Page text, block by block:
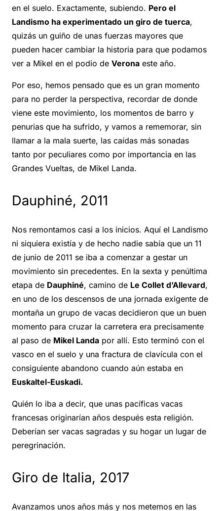
en el suelo. Exactamente, subiendo. Pero el
Landismo ha experimentado un giro de tuerca,
quizás un guiño de unas fuerzas mayores que
pueden hacer cambiar la historia para que podamos
ver a Mikel en el podio de Verona este año.
Por eso, hemos pensado que es un gran momento
para no perder la perspectiva, recordar de donde
viene este movimiento, los momentos de barro y
penurias que ha sufrido, y vamos a rememorar, sin
llamar a la mala suerte, las caídas más sonadas
tanto por peculiares como por importancia en las
Grandes Vueltas, de Mikel Landa.
Dauphiné, 2011
Nos remontamos casi a los inicios. Aquí el Landismo
ni siquiera existía y de hecho nadie sabía que un 11
de junio de 2011 se iba a comenzar a gestar un
movimiento sin precedentes. En la sexta y penúltima
etapa de Dauphiné, camino de Le Collet d’Allevard,
en uno de los descensos de una jornada exigente de
montaña un grupo de vacas decidieron que un buen
momento para cruzar la carretera era precisamente
al paso de Mikel Landa por allí. Esto terminó con el
vasco en el suelo y una fractura de clavícula con el
consiguiente abandono cuando aún estaba en
Euskaltel-Euskadi.
Quién lo iba a decir, que unas pacíficas vacas
francesas originarían años después esta religión.
Deberían ser vacas sagradas y su hogar un lugar de
peregrinación.
Giro de Italia, 2017
Avanzamos unos años más y nos metemos en las